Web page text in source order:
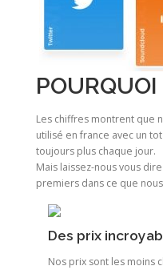
POURQUOI
Les chiffres montrent que
utilisé en france avec un
toujours plus chaque jour.
Mais laissez-nous vous
premiers dans ce que
Des prix
Nos prix sont les moins